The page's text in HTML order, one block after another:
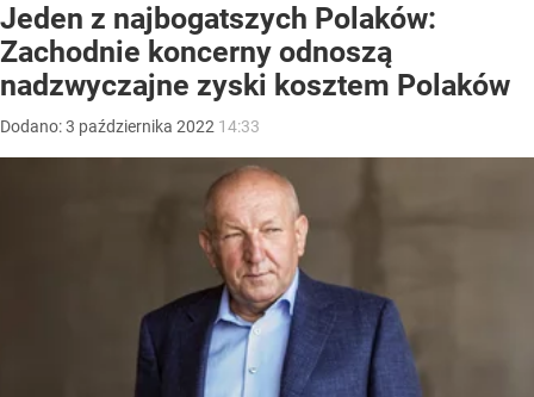
Jeden z najbogatszych Polaków:
Zachodnie koncerny odnoszą
nadzwyczajne zyski kosztem Polaków
Dodano:3 października 2022 14:33